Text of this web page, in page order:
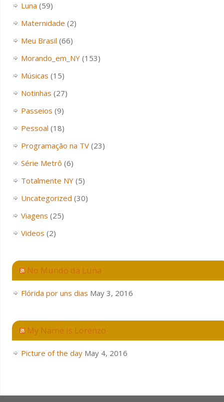
Luna (59)
Maternidade (2)
Meu Brasil (66)
Morando_em_NY(153)
Músicas (15)
Notinhas (27)
Passeios (9)
Pessoal (18)
Programação na TV(23)
Série Metrô (6)
Totalmente NY(5)
Uncategorized (30)
Viagens (25)
Videos (2)
No Mundo da Luna
Flórida por uns dias May 3, 2016
My Name is Lorenzo
Picture of the day May 4, 2016